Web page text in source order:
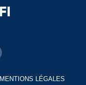
MENTIONS LÉGALES